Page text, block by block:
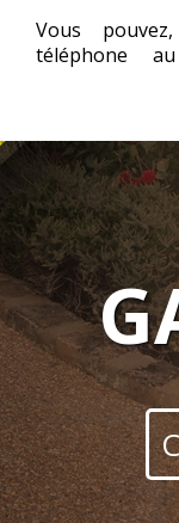
Vous
téléphone